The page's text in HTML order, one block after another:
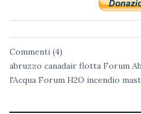
Commenti (4)
abruzzo canadair flotta Forum
l'Acqua Forum H2O incendio